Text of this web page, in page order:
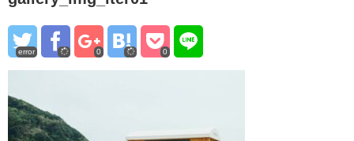
error 0 0
セルフビルド
CONTACT